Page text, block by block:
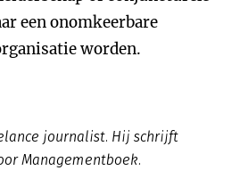
een onomkeerbare
worden.
journalist. Hij schrijft
Managementboek.